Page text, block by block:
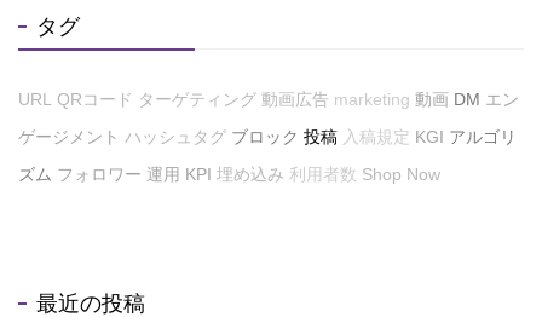
タグ
URL QRコード ターゲティング 動画広告 marketing 動画 DM エン
ゲージメント ハッシュタグ ブロック 投稿 入稿規定 KGI アルゴリ
ズム フォロワー 運用 KPI 埋め込み 利用者数 Shop Now
最近の投稿